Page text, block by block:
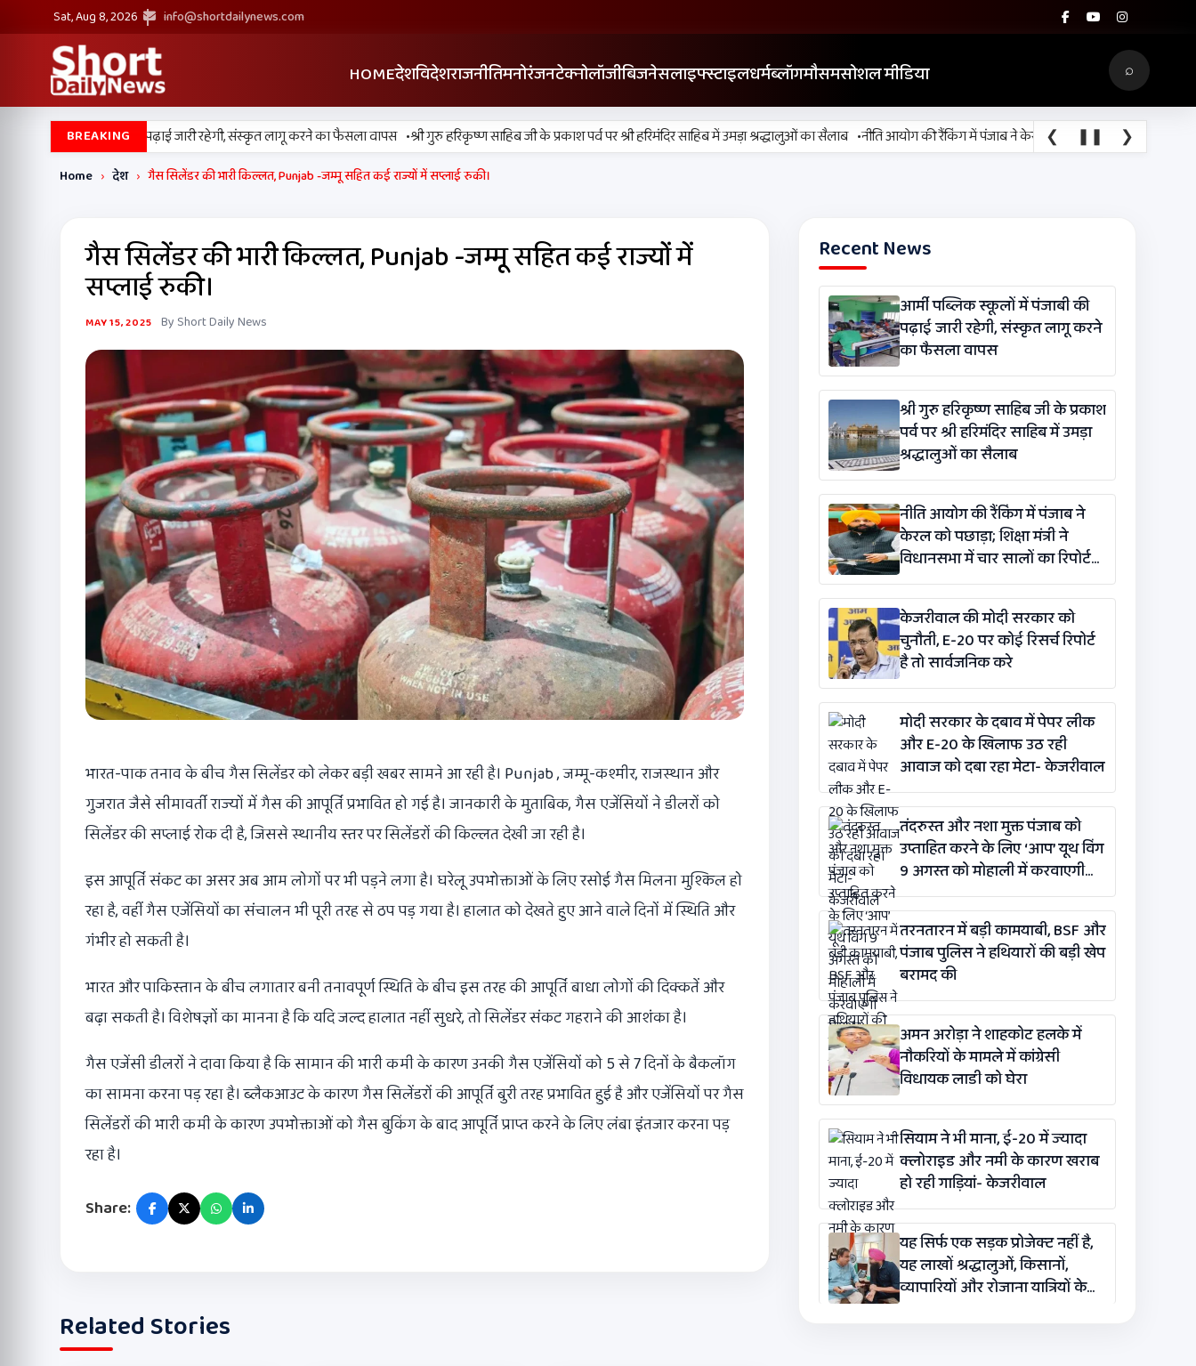
Sat, Aug 8, 2026 info@shortdailynews.com
HOMEदेशविदेशराजनीतिमनोरंजनटेक्नोलॉजीबिजनेसलाइफ्स्टाइलधर्मब्लॉगमौसमसोशल मीडिया ⌕
BREAKING
स्कूलों में पंजाबी की पढ़ाई जारी रहेगी, संस्कृत लागू करने का फैसला वापस •श्री गुरु हरिकृष्ण साहिब जी के प्रकाश पर्व पर श्री हरिमंदिर साहिब में उमड़ा श्रद्धालुओं का सैलाब •नीति आयोग की रैंकिंग में पंजाब ने केरल को पछाड़ा; शिक्षा मंत्री ने विधानसभा
❮ ❚❚ ❯
Home › देश › गैस सिलेंडर की भारी किल्लत, Punjab -जम्मू सहित कई राज्यों में सप्लाई रुकी।
गैस सिलेंडर की भारी किल्लत, Punjab -जम्मू सहित कई राज्यों में
सप्लाई रुकी।
MAY 15, 2025 By Short Daily News
भारत-पाक तनाव के बीच गैस सिलेंडर को लेकर बड़ी खबर सामने आ रही है। Punjab , जम्मू-कश्मीर, राजस्थान और
गुजरात जैसे सीमावर्ती राज्यों में गैस की आपूर्ति प्रभावित हो गई है। जानकारी के मुताबिक, गैस एजेंसियों ने डीलरों को
सिलेंडर की सप्लाई रोक दी है, जिससे स्थानीय स्तर पर सिलेंडरों की किल्लत देखी जा रही है।
इस आपूर्ति संकट का असर अब आम लोगों पर भी पड़ने लगा है। घरेलू उपभोक्ताओं के लिए रसोई गैस मिलना मुश्किल हो
रहा है, वहीं गैस एजेंसियों का संचालन भी पूरी तरह से ठप पड़ गया है। हालात को देखते हुए आने वाले दिनों में स्थिति और
गंभीर हो सकती है।
भारत और पाकिस्तान के बीच लगातार बनी तनावपूर्ण स्थिति के बीच इस तरह की आपूर्ति बाधा लोगों की दिक्कतें और
बढ़ा सकती है। विशेषज्ञों का मानना है कि यदि जल्द हालात नहीं सुधरे, तो सिलेंडर संकट गहराने की आशंका है।
गैस एजेंसी डीलरों ने दावा किया है कि सामान की भारी कमी के कारण उनकी गैस एजेंसियों को 5 से 7 दिनों के बैकलॉग
का सामना करना पड़ रहा है। ब्लैकआउट के कारण गैस सिलेंडरों की आपूर्ति बुरी तरह प्रभावित हुई है और एजेंसियों पर गैस
सिलेंडरों की भारी कमी के कारण उपभोक्ताओं को गैस बुकिंग के बाद आपूर्ति प्राप्त करने के लिए लंबा इंतजार करना पड़
रहा है।
Share:
Related Stories
Recent News
आर्मी पब्लिक स्कूलों में पंजाबी की
पढ़ाई जारी रहेगी, संस्कृत लागू करने
का फैसला वापस
श्री गुरु हरिकृष्ण साहिब जी के प्रकाश
पर्व पर श्री हरिमंदिर साहिब में उमड़ा
श्रद्धालुओं का सैलाब
नीति आयोग की रैंकिंग में पंजाब ने
केरल को पछाड़ा; शिक्षा मंत्री ने
विधानसभा में चार सालों का रिपोर्ट
कार्ड पेश किया
केजरीवाल की मोदी सरकार को
चुनौती, E-20 पर कोई रिसर्च रिपोर्ट
है तो सार्वजनिक करे
मोदी सरकार के दबाव में पेपर लीक
और E-20 के खिलाफ उठ रही
आवाज को दबा रहा मेटा- केजरीवाल
तंदरुस्त और नशा मुक्त पंजाब को
उप्ताहित करने के लिए ‘आप’ यूथ विंग
9 अगस्त को मोहाली में करवाएगी
मैराथन
तरनतारन में बड़ी कामयाबी, BSF और
पंजाब पुलिस ने हथियारों की बड़ी खेप
बरामद की
अमन अरोड़ा ने शाहकोट हलके में
नौकरियों के मामले में कांग्रेसी
विधायक लाडी को घेरा
सियाम ने भी माना, ई-20 में ज्यादा
क्लोराइड और नमी के कारण खराब
हो रही गाड़ियां- केजरीवाल
यह सिर्फ एक सड़क प्रोजेक्ट नहीं है,
यह लाखों श्रद्धालुओं, किसानों,
व्यापारियों और रोजाना यात्रियों के